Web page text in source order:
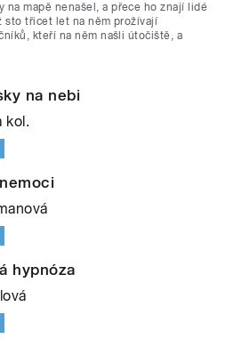
na mapě nenašel, a přece ho znají lidé
sto třicet let na něm prožívají
kteří na něm našli útočiště, a
na nebi
kol.
hypnóza